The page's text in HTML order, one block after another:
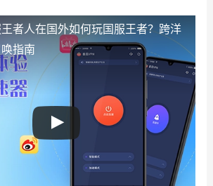
者人在国外如何玩国服王者？跨洋
指南